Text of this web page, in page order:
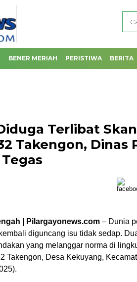
BENER MERIAH PERISTIWA BERITA
Terlibat
Takengon, Dinas
| Pilargayonews.com – Dunia
diguncang isu tidak sedap.
yang melanggar norma di
Takengon, Desa Kekuyang,